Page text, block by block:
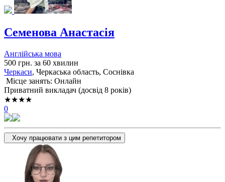
Семенова Анастасія
Англійська мова
500 грн. за 60 хвилин
Черкаси, Черкаська область, Соснівка
Місце занять: Онлайн
Приватний викладач (досвід 8 років)
★★★★
0
Хочу працювати з цим репетитором